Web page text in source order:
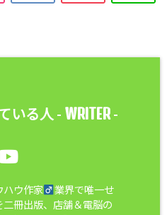
いる人 - WRITER-
ハウ作家
業界で唯一せ
二冊出版、店舗＆電脳の